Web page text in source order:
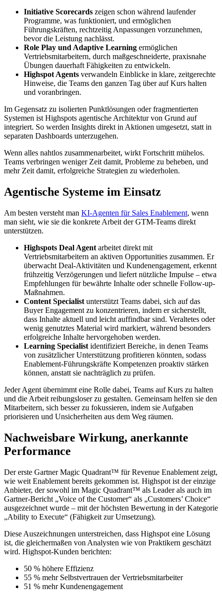
Initiative Scorecards zeigen schon während laufender
Programme, was funktioniert, und ermöglichen
Führungskräften, rechtzeitig Anpassungen vorzunehmen,
bevor die Leistung nachlässt.
Role Play und Adaptive Learning ermöglichen
Vertriebsmitarbeitern, durch maßgeschneiderte, praxisnahe
Übungen dauerhaft Fähigkeiten zu entwickeln.
Highspot Agents verwandeln Einblicke in klare, zeitgerechte
Hinweise, die Teams den ganzen Tag über auf Kurs halten
und voranbringen.
Im Gegensatz zu isolierten Punktlösungen oder fragmentierten
Systemen ist Highspots agentische Architektur von Grund auf
integriert. So werden Insights direkt in Aktionen umgesetzt, statt in
separaten Dashboards unterzugehen.
Wenn alles nahtlos zusammenarbeitet, wirkt Fortschritt mühelos.
Teams verbringen weniger Zeit damit, Probleme zu beheben, und
mehr Zeit damit, erfolgreiche Strategien zu wiederholen.
Agentische Systeme im Einsatz
Am besten versteht man KI-Agenten für Sales Enablement, wenn
man sieht, wie sie die konkrete Arbeit der GTM-Teams direkt
unterstützen.
Highspots Deal Agent arbeitet direkt mit
Vertriebsmitarbeitern an aktiven Opportunities zusammen. Er
überwacht Deal-Aktivitäten und Kundenengagement, erkennt
frühzeitig Verzögerungen und liefert nützliche Impulse – etwa
Empfehlungen für bewährte Inhalte oder schnelle Follow-up-
Maßnahmen.
Content Specialist unterstützt Teams dabei, sich auf das
Buyer Engagement zu konzentrieren, indem er sicherstellt,
dass Inhalte aktuell und leicht auffindbar sind. Veraltetes oder
wenig genutztes Material wird markiert, während besonders
erfolgreiche Inhalte hervorgehoben werden.
Learning Specialist identifiziert Bereiche, in denen Teams
von zusätzlicher Unterstützung profitieren könnten, sodass
Enablement-Führungskräfte Kompetenzen proaktiv stärken
können, anstatt sie nachträglich zu prüfen.
Jeder Agent übernimmt eine Rolle dabei, Teams auf Kurs zu halten
und die Arbeit reibungsloser zu gestalten. Gemeinsam helfen sie den
Mitarbeitern, sich besser zu fokussieren, indem sie Aufgaben
priorisieren und Unsicherheiten aus dem Weg räumen.
Nachweisbare Wirkung, anerkannte
Performance
Der erste Gartner Magic Quadrant™ für Revenue Enablement zeigt,
wie weit Enablement bereits gekommen ist. Highspot ist der einzige
Anbieter, der sowohl im Magic Quadrant™ als Leader als auch im
Gartner-Bericht „Voice of the Customer“ als „Customers’ Choice“
ausgezeichnet wurde – mit der höchsten Bewertung in der Kategorie
„Ability to Execute“ (Fähigkeit zur Umsetzung).
Diese Auszeichnungen unterstreichen, dass Highspot eine Lösung
ist, die gleichermaßen von Analysten wie von Praktikern geschätzt
wird. Highspot-Kunden berichten:
50 % höhere Effizienz
55 % mehr Selbstvertrauen der Vertriebsmitarbeiter
51 % mehr Kundenengagement